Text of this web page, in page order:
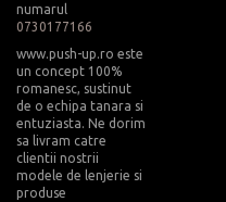
numarul
0730177166
www.push-up.ro este
un concept 100%
romanesc, sustinut
de o echipa tanara si
entuziasta. Ne dorim
sa livram catre
clientii nostrii
modele de lenjerie si
produse